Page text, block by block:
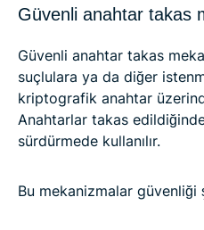
Güvenli anahtar takas
Güvenli anahtar takas
suçlulara ya da diğer
kriptografik anahtar
Anahtarlar takas
sürdürmede kullanılır.
Bu mekanizmalar güvenliği